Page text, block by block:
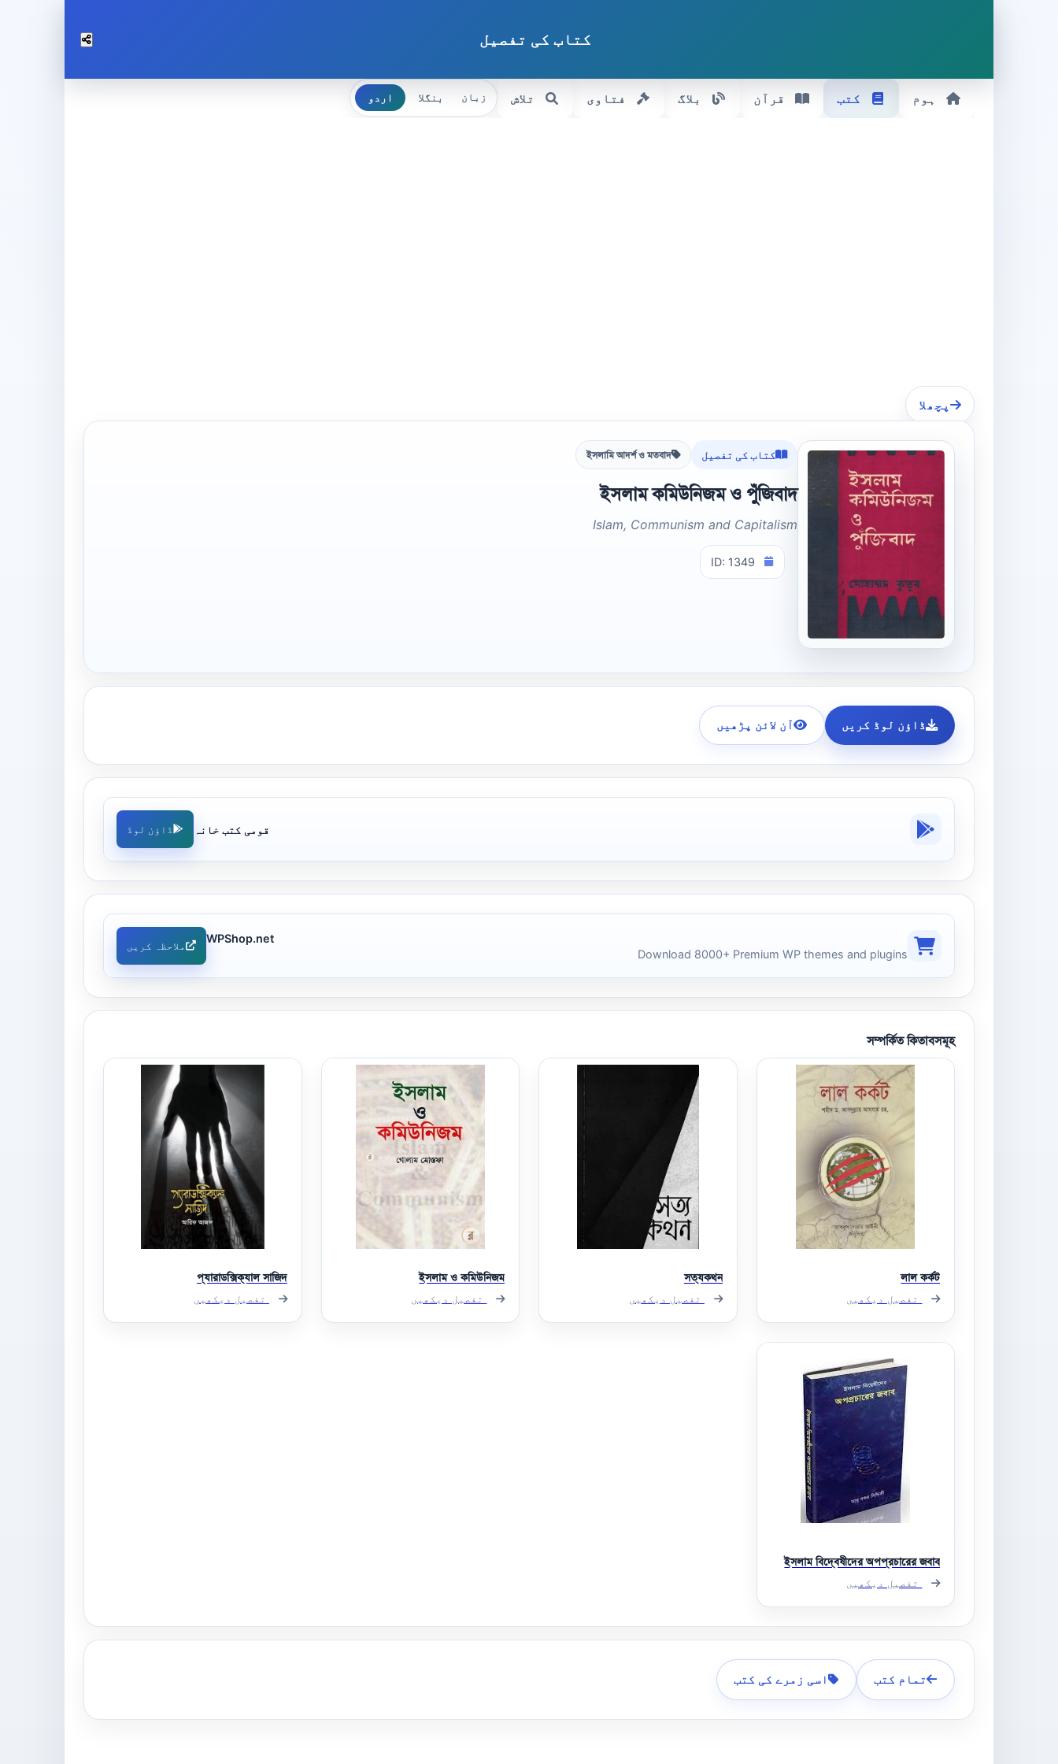
کتاب کی تفصیل
ہوم کتب قرآن بلاگ فتاوی تلاش زبان بنگلا اردو
پچھلا
کتاب کی تفصیل ইসলামি আদর্শ ও মতবাদ
ইসলাম কমিউনিজম ও পুঁজিবাদ
Islam, Communism and Capitalism
ID: 1349
ڈاؤن لوڈ کریں آن لائن پڑھیں
قومی کتب خانہ ڈاؤن لوڈ
WPShop.net
Download 8000+ Premium WP themes and plugins
ملاحظہ کریں
সম্পর্কিত কিতাবসমূহ
লাল কর্কট
تفصیل دیکھیں
সত্যকথন
تفصیل دیکھیں
ইসলাম ও কমিউনিজম
تفصیل دیکھیں
প্যারাডক্সিক্যাল সাজিদ
تفصیل دیکھیں
ইসলাম বিদ্বেষীদের অপপ্রচারের জবাব
تفصیل دیکھیں
تمام کتب اسی زمرے کی کتب